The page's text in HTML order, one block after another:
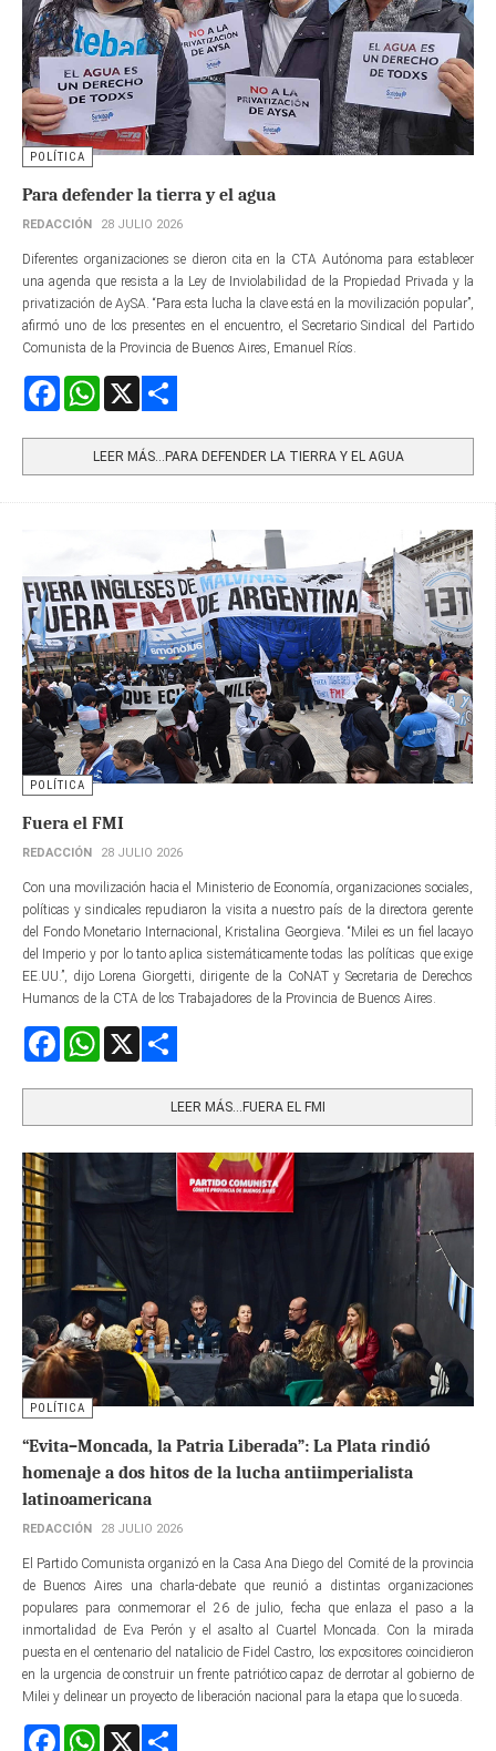
POLÍTICA
Para defender la tierra y el agua
REDACCIÓN 28 JULIO 2026
Diferentes organizaciones se dieron cita en la CTA Autónoma para establecer
una agenda que resista a la Ley de Inviolabilidad de la Propiedad Privada y la
privatización de AySA. “Para esta lucha la clave está en la movilización popular”,
afirmó uno de los presentes en el encuentro, el Secretario Sindical del Partido
Comunista de la Provincia de Buenos Aires, Emanuel Ríos.
FacebookWhatsApp
LEER MÁS…PARA DEFENDER LA TIERRA Y EL AGUA
POLÍTICA
Fuera el FMI
REDACCIÓN 28 JULIO 2026
Con una movilización hacia el Ministerio de Economía, organizaciones sociales,
políticas y sindicales repudiaron la visita a nuestro país de la directora gerente​
del Fondo Monetario Internacional, Kristalina Georgieva. “Milei es un fiel lacayo
del Imperio y por lo tanto aplica sistemáticamente todas las políticas que exige
EE.UU.”, dijo Lorena Giorgetti, dirigente de la CoNAT y Secretaria de Derechos
Humanos de la CTA de los Trabajadores de la Provincia de Buenos Aires.
FacebookWhatsApp
LEER MÁS…FUERA EL FMI
POLÍTICA
“Evita–Moncada, la Patria Liberada”: La Plata rindió
homenaje a dos hitos de la lucha antiimperialista
latinoamericana
REDACCIÓN 28 JULIO 2026
El Partido Comunista organizó en la Casa Ana Diego del Comité de la provincia
de Buenos Aires una charla-debate que reunió a distintas organizaciones
populares para conmemorar el 26 de julio, fecha que enlaza el paso a la
inmortalidad de Eva Perón y el asalto al Cuartel Moncada. Con la mirada
puesta en el centenario del natalicio de Fidel Castro, los expositores coincidieron
en la urgencia de construir un frente patriótico capaz de derrotar al gobierno de
Milei y delinear un proyecto de liberación nacional para la etapa que lo suceda.
FacebookWhatsApp